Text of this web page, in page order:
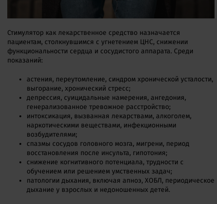
Стимулятор как лекарственное средство назначается
пациентам, столкнувшимся с угнетением ЦНС, снижении
функциональности сердца и сосудистого аппарата. Среди
показаний:
астения, переутомление, синдром хронической усталости,
выгорание, хронический стресс;
депрессия, суицидальные намерения, ангедония,
генерализованное тревожное расстройство;
интоксикация, вызванная лекарствами, алкоголем,
наркотическими веществами, инфекционными
возбудителями;
спазмы сосудов головного мозга, мигрени, период
восстановления после инсульта, гипотония;
снижение когнитивного потенциала, трудности с
обучением или решением умственных задач;
патологии дыхания, включая апноэ, ХОБЛ, периодическое
дыхание у взрослых и недоношенных детей.